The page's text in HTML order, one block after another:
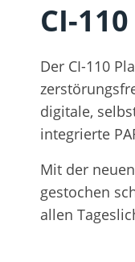
CI-110
Der CI-110
digitale,
integrierte
Mit der
gestochen
allen